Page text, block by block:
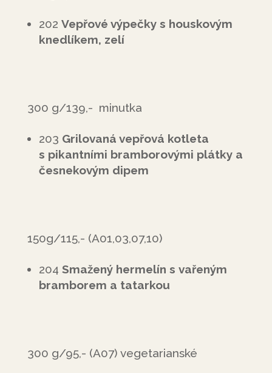
202 Vepřové výpečky s houskovým
knedlíkem, zelí
300 g/139,- minutka
203 Grilovaná vepřová kotleta
s pikantními bramborovými plátky a
česnekovým dipem
150g/115,- (A01,03,07,10)
204 Smažený hermelín s vařeným
bramborem a tatarkou
300 g/95,- (A07) vegetarianské